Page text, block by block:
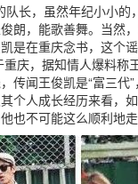
队长，虽然年纪小小的
朗，能歌善舞。当然，
是在重庆念书，这个谣
庆，据知情人爆料称
传闻王俊凯是“富三代
个人成长经历来看，
也不可能这么顺利地走